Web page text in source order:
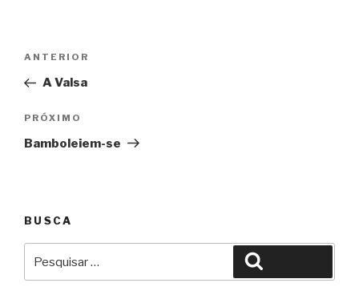
Post
Anterior
ANTERIOR
A Valsa
Próximo
PRÓXIMO
Bamboleiem-se
BUSCA
por: